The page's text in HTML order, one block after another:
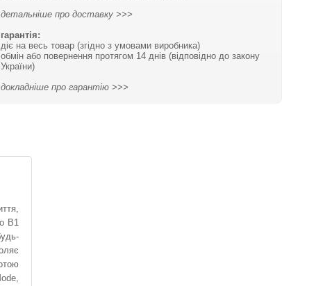
детальніше про доставку >>>
гарантія:
діє на весь товар (згідно з умовами виробника)
обмін або повернення протягом 14 днів (відповідно до закону
України)
докладніше про гарантію >>>
B1